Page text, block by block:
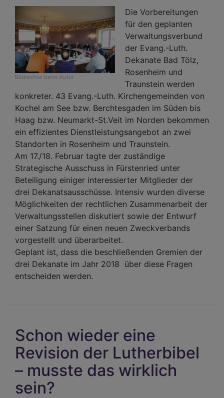
Bildrechte beim Autor
Die Vorbereitungen
für den geplanten
Verwaltungsverbund
der Evang.-Luth.
Dekanate Bad Tölz,
Rosenheim und
Traunstein werden
konkreter. 43 Evang.-Luth. Kirchengemeinden von
Kochel am See bzw. Berchtesgaden im Süden bis
Haag bzw. Neumarkt-St.Veit im Norden bekommen
ein effizientes Dienstleistungsangebot an zwei
Standorten in Rosenheim und Traunstein.
Am 17./18. Februar tagte der zuständige
Strategische Ausschuss in Fürstenried unter
Beteiligung einiger interessierter Mitglieder der
drei Dekanatsausschüsse. Intensiv wurden diverse
Möglichkeiten der rechtlichen Zusammenarbeit der
Verwaltungsstellen diskutiert sowie der Entwurf
einer Satzung für einen neuen Zweckverbands
vorgestellt und überarbeitet.
Geplant ist, dass die beschließenden Gremien der
drei Dekanate im Jahr 2018 über diese Fragen
entscheiden werden.
Schon wieder eine
Revision der Lutherbibel
– musste das wirklich
sein?